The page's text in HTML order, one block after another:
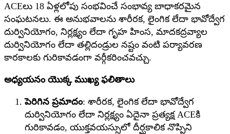
ACEలు 18 ఏళ్లలోపు సంభవించే సంభావ్య బాధాకరమైన
సంఘటనలు. ఈ అనుభవాలను శారీరక, లైంగిక లేదా భావోద్వేగ
దుర్వినియోగం, నిర్లక్ష్యం లేదా గృహ హింస, మాదకద్రవ్యాల
దుర్వినియోగం లేదా తల్లిదండ్రుల నష్టం వంటి పర్యావరణ
కారకాలకు గురికావడంగా వర్గీకరించవచ్చు.
అధ్యయనం యొక్క ముఖ్య ఫలితాలు
పెరిగిన ప్రమాదం: శారీరక, లైంగిక లేదా భావోద్వేగ
దుర్వినియోగం లేదా నిర్లక్ష్యం ఏదైనా ప్రత్యక్ష ACEకి
గురికావడం, యుక్తవయస్సులో దీర్ఘకాలిక నొప్పిని